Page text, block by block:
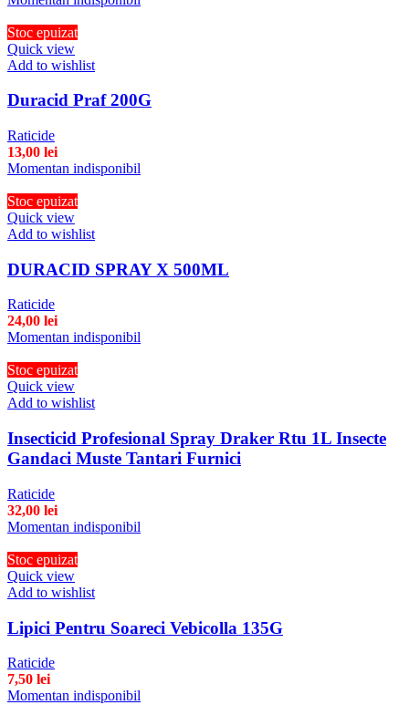
Stoc epuizat
Quick view
Add to wishlist
Duracid Praf 200G
Raticide
13,00 lei
Momentan indisponibil
Stoc epuizat
Quick view
Add to wishlist
DURACID SPRAY X 500ML
Raticide
24,00 lei
Momentan indisponibil
Stoc epuizat
Quick view
Add to wishlist
Insecticid Profesional Spray Draker Rtu 1L Insecte
Gandaci Muste Tantari Furnici
Raticide
32,00 lei
Momentan indisponibil
Stoc epuizat
Quick view
Add to wishlist
Lipici Pentru Soareci Vebicolla 135G
Raticide
7,50 lei
Momentan indisponibil